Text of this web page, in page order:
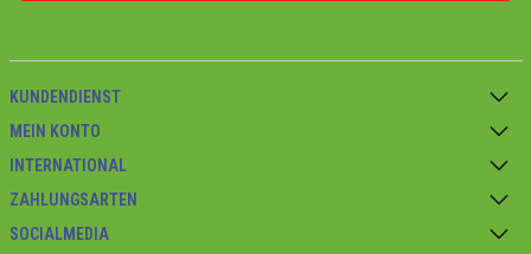
KUNDENDIENST
MEIN KONTO
INTERNATIONAL
ZAHLUNGSARTEN
SOCIALMEDIA